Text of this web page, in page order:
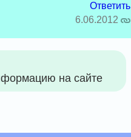
Ответить
6.06.2012
на сайте